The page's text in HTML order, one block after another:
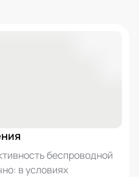
беспроводной
в условиях